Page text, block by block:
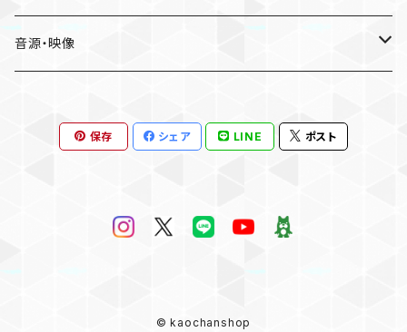
〜Place of Echoes〜 vol.2
13th SOLO LIVE
EVENT
Birthday Event 2025
本人手作り
音源・映像
保存 シェア LINE ポスト
© kaochanshop